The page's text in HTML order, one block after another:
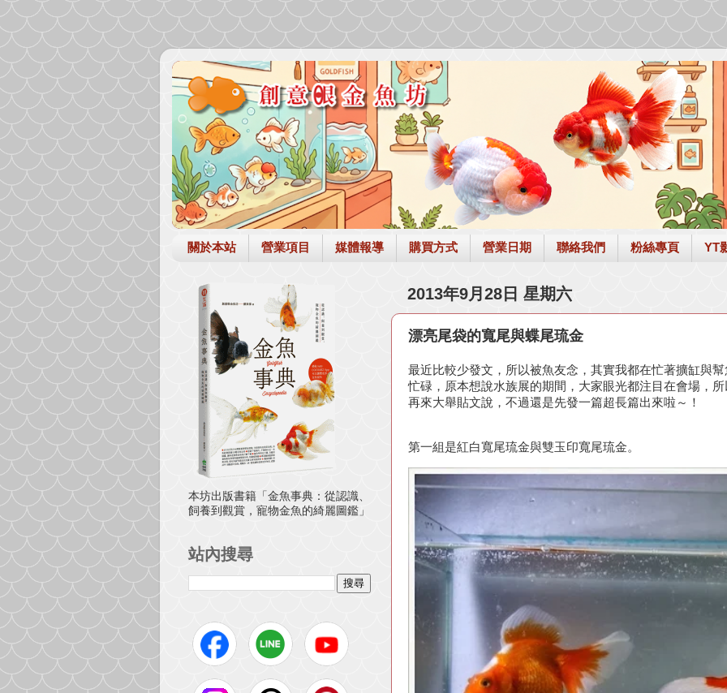
關於本站 營業項目 媒體報導 購買方式 營業日期 聯絡我們 粉絲專頁 YT
2013年9月28日 星期六
漂亮尾袋的寬尾與蝶尾琉金
最近比較少發文，所以被魚友念，其實我都在忙著擴缸與
忙碌，原本想說水族展的期間，大家眼光都注目在會場，
再來大舉貼文說，不過還是先發一篇超長篇出來啦～！
第一組是紅白寬尾琉金與雙玉印寬尾琉金。
本坊出版書籍「金魚事典：從認識、
飼養到觀賞，寵物金魚的綺麗圖鑑」
站內搜尋